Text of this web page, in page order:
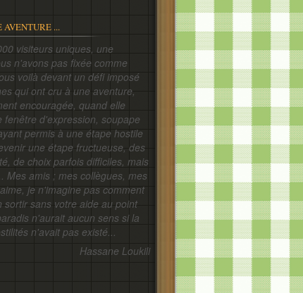
AVENTURE ...
uniques, une
n'avons pas fixée comme
voilà devant un défi imposé
qui ont cru à une aventure,
encouragée, quand elle
fenêtre d'expression, soupape
permis à une étape hostile
une étape fructueuse, des
de choix parfois difficiles, mais
Mes amis ; mes collègues, mes
je n'imagine pas comment
sortir sans votre aide au point
n'aurait aucun sens si la
n'avait pas existé...
Hassane Loukili